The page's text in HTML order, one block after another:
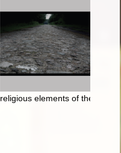
religious elements of the